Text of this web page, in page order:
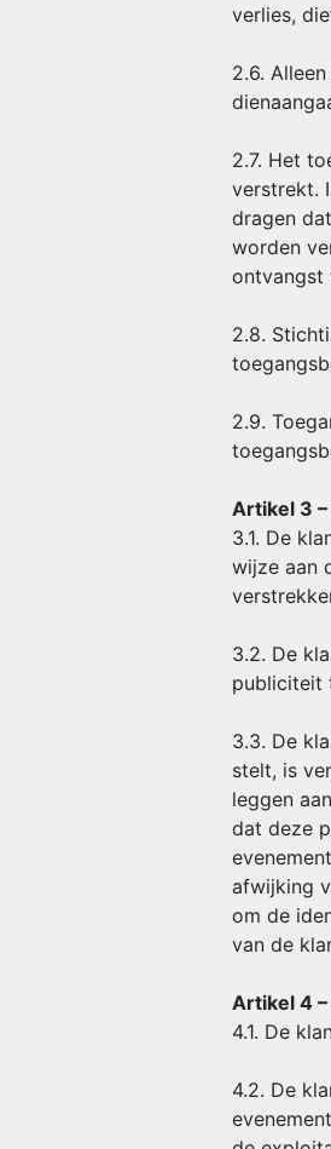
verlies,
2.6.
2.7. Het
verstrekt.
dragen
worden
ontvangst
2.8.
2.9.
Artikel 3
3.1. De
wijze aan
3.2. De
publiciteit
3.3. De
stelt, is
leggen
dat deze
afwijking
om de
van de
Artikel 4
4.1. De
4.2. De